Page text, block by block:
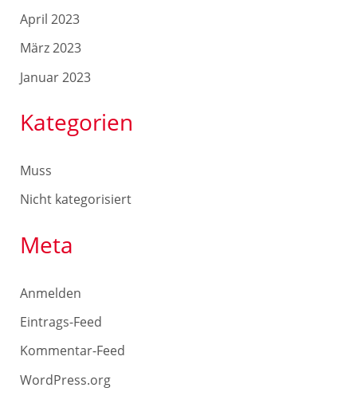
April 2023
März 2023
Januar 2023
Kategorien
Muss
Nicht kategorisiert
Meta
Anmelden
Eintrags-Feed
Kommentar-Feed
WordPress.org